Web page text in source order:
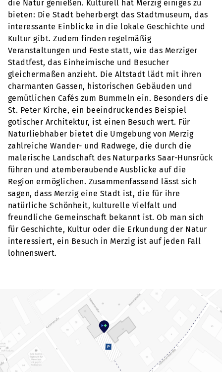
die Natur genießen. Kulturell hat Merzig einiges zu
bieten: Die Stadt beherbergt das Stadtmuseum, das
interessante Einblicke in die lokale Geschichte und
Kultur gibt. Zudem finden regelmäßig
Veranstaltungen und Feste statt, wie das Merziger
Stadtfest, das Einheimische und Besucher
gleichermaßen anzieht. Die Altstadt lädt mit ihren
charmanten Gassen, historischen Gebäuden und
gemütlichen Cafés zum Bummeln ein. Besonders die
St. Peter Kirche, ein beeindruckendes Beispiel
gotischer Architektur, ist einen Besuch wert. Für
Naturliebhaber bietet die Umgebung von Merzig
zahlreiche Wander- und Radwege, die durch die
malerische Landschaft des Naturparks Saar-Hunsrück
führen und atemberaubende Ausblicke auf die
Region ermöglichen. Zusammenfassend lässt sich
sagen, dass Merzig eine Stadt ist, die für ihre
natürliche Schönheit, kulturelle Vielfalt und
freundliche Gemeinschaft bekannt ist. Ob man sich
für Geschichte, Kultur oder die Erkundung der Natur
interessiert, ein Besuch in Merzig ist auf jeden Fall
lohnenswert.